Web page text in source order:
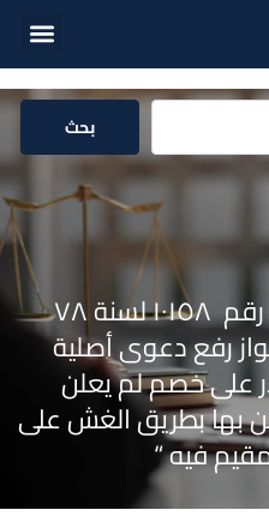
بحث
حكم محكمة النقض رقم ١٠١٥٨ لسنة ٧٨
رفع دعوى أصلية
على خصم لم يعلن
بها بطريق الغش على
فيه “